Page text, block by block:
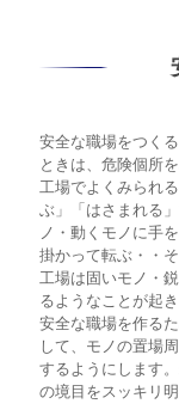
安全な職場をつく
ときは、危険個所
工場でよくみられ
ぶ」「はさまれる
ノ・動くモノに手
掛かって転ぶ・・
工場は固いモノ・
るようなことが起
安全な職場を作る
して、モノの置場
するようにします
の境目をスッキリ